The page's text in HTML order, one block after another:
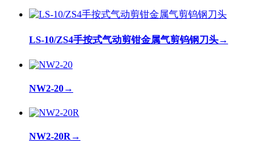
LS-10/ZS4手按式气动剪钳金属气剪钨钢刀头→
NW2-20→
NW2-20R →